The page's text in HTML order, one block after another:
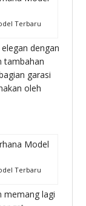
Terbaru
dengan
tambahan
garasi
oleh
Terbaru
memang lagi